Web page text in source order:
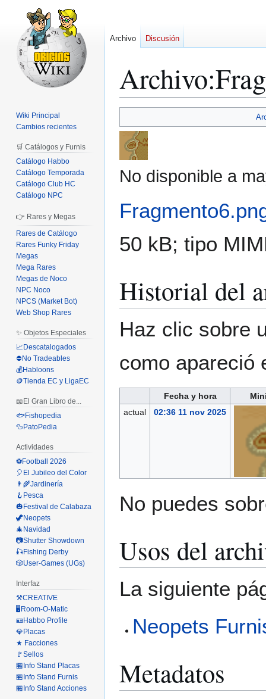
Archivo:
a
navegación
a
búsqueda
No disponible a
50 kB; tipo
Historial del
Haz clic sobre
como apareció
Fecha y hora
actual
02:36 11 nov 2025
No puedes
Usos del
La siguiente
Neopets
Metadatos
Archivo Discusión
Wiki Principal
Cambios recientes
🛒 Catálogos y Furnis
Catálogo Habbo
Catálogo Temporada
Catálogo Club HC
Catálogo NPC
👉 Rares y Megas
Rares de Catálogo
Rares Funky Friday
Megas
Mega Rares
Megas de Noco
NPC Noco
NPCS (Market Bot)
Web Shop Rares
✨ Objetos Especiales
📈Descatalogados
⛔No Tradeables
💰Habloons
🪙Tienda EC y LigaEC
📖El Gran Libro de...
🐟Fishopedia
🦆PatoPedia
Actividades
⚽Football 2026
🎈El Jubileo del Color
👨‍🌾Jardinería
🪝Pesca
🎃Festival de Calabaza
🦖Neopets
🎄Navidad
📷Shutter Showdown
🎣Fishing Derby
🎲User-Games (UGs)
Interfaz
⚒️CREATIVE
🖥️Room-O-Matic
🪪Habbo Profile
💎Placas
★ Facciones
🚩Sellos
🏪Info Stand Placas
🏪Info Stand Furnis
🏪Info Stand Acciones